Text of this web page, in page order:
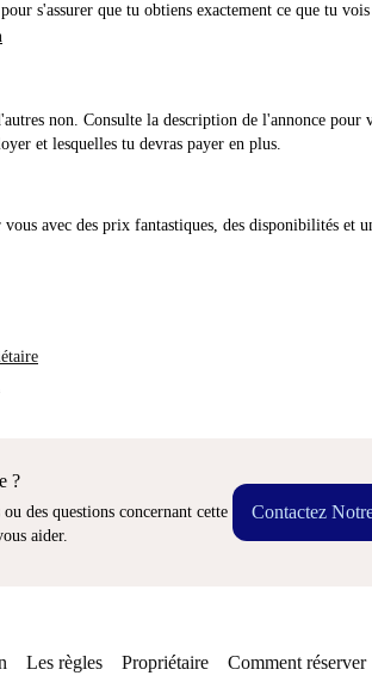
s'assurer que tu obtiens exactement ce que tu vois
non. Consulte la description de l'annonce pour
et lesquelles tu devras payer en plus.
vous avec des prix fantastiques, des disponibilités et
?
des questions concernant cette
aider.
Contactez
Les règles Propriétaire Comment réserver